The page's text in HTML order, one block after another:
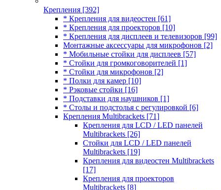
Крепления [392]
* Крепления для видеостен [61]
* Крепления для проекторов [10]
* Крепления для дисплеев и телевизоров [99]
Монтажные аксессуары для микрофонов [2]
* Мобильные стойки для дисплеев [57]
* Стойки для громкоговорителей [1]
* Стойки для микрофонов [2]
* Полки для камер [10]
* Рэковые стойки [16]
* Подставки для наушников [1]
* Столы и подстолья с регулировкой [6]
Крепления Multibrackets [71]
Крепления для LCD / LED панелей
Multibrackets [26]
Стойки для LCD / LED панелей
Multibrackets [19]
Крепления для видеостен Multibrackets
[17]
Крепления для проекторов
Multibrackets [8]